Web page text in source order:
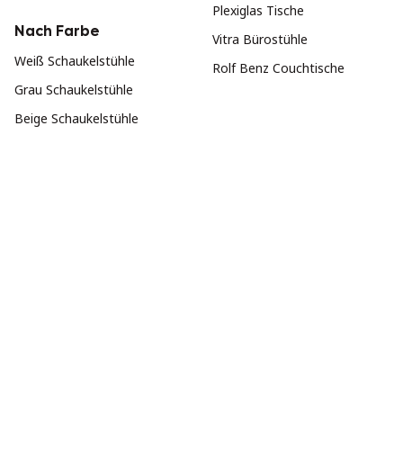
Nach Farbe
Weiß Schaukelstühle
Grau Schaukelstühle
Beige Schaukelstühle
Plexiglas Tische
Vitra Bürostühle
Rolf Benz Couchtische